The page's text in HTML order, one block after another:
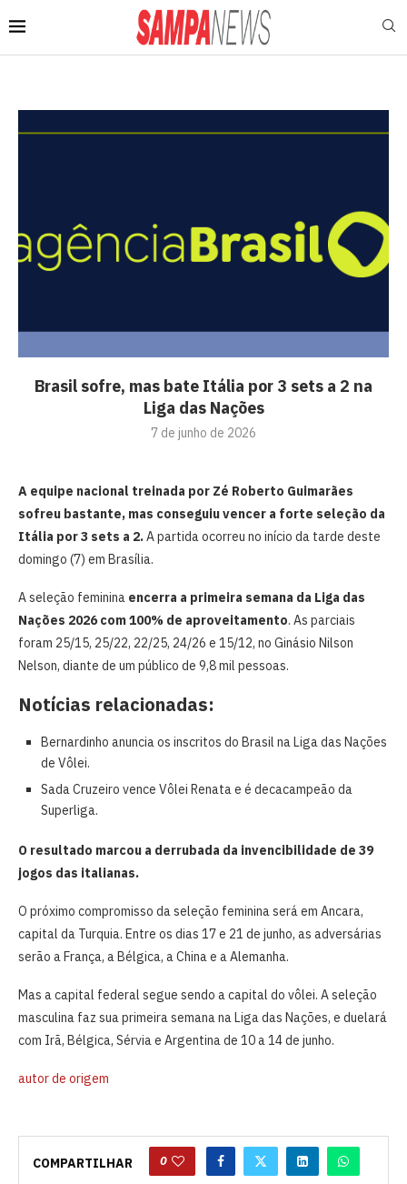
Brasil sofre, mas bate Itália por 3 sets a 2 na
Liga das Nações
7 de junho de 2026
A equipe nacional treinada por Zé Roberto Guimarães
sofreu bastante, mas conseguiu vencer a forte seleção da
Itália por 3 sets a 2.A partida ocorreu no início da tarde deste
domingo (7) em Brasília.
A seleção feminina encerra a primeira semana da Liga das
Nações 2026 com 100% de aproveitamento. As parciais
foram 25/15, 25/22, 22/25, 24/26 e 15/12, no Ginásio Nilson
Nelson, diante de um público de 9,8 mil pessoas.
Notícias relacionadas:
Bernardinho anuncia os inscritos do Brasil na Liga das Nações
de Vôlei.
Sada Cruzeiro vence Vôlei Renata e é decacampeão da
Superliga.
O resultado marcou a derrubada da invencibilidade de 39
jogos das italianas.
O próximo compromisso da seleção feminina será em Ancara,
capital da Turquia. Entre os dias 17 e 21 de junho, as adversárias
serão a França, a Bélgica, a China e a Alemanha.
Mas a capital federal segue sendo a capital do vôlei. A seleção
masculina faz sua primeira semana na Liga das Nações, e duelará
com Irã, Bélgica, Sérvia e Argentina de 10 a 14 de junho.
autor de origem
COMPARTILHAR 0